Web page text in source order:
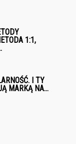
1:1,
I TY
MARKĄ NA...